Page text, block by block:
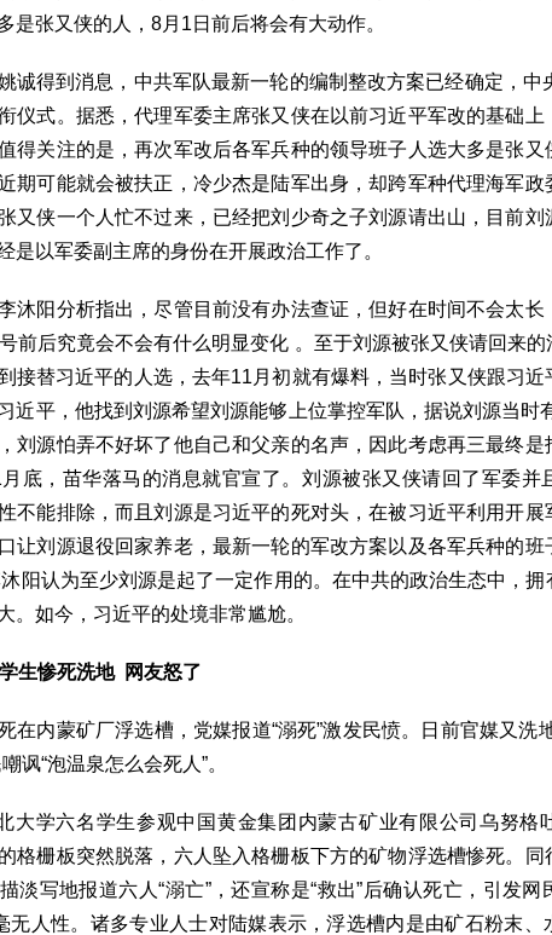
是张又侠的人，8月1日前后将会有大动作。
诚得到消息，中共军队最新一轮的编制整改方案已经确定，中
仪式。据悉，代理军委主席张又侠在以前习近平军改的基础上
得关注的是，再次军改后各军兵种的领导班子人选大多是张又
期可能就会被扶正，冷少杰是陆军出身，却跨军种代理海军政
又侠一个人忙不过来，已经把刘少奇之子刘源请出山，目前刘
是以军委副主席的身份在开展政治工作了。
沐阳分析指出，尽管目前没有办法查证，但好在时间不会太长
前后究竟会不会有什么明显变化 。至于刘源被张又侠请回来的
接替习近平的人选，去年11月初就有爆料，当时张又侠跟习近
近平，他找到刘源希望刘源能够上位掌控军队，据说刘源当时
刘源怕弄不好坏了他自己和父亲的名声，因此考虑再三最终是
底，苗华落马的消息就官宣了。刘源被张又侠请回了军委并
不能排除，而且刘源是习近平的死对头，在被习近平利用开展
让刘源退役回家养老，最新一轮的军改方案以及各军兵种的班
阳认为至少刘源是起了一定作用的。在中共的政治生态中，拥
。如今，习近平的处境非常尴尬。
生惨死洗地 网友怒了
在内蒙矿厂浮选槽，党媒报道“溺死”激发民愤。日前官媒又洗
讽“泡温泉怎么会死人”。
大学六名学生参观中国黄金集团内蒙古矿业有限公司乌努格
格栅板突然脱落，六人坠入格栅板下方的矿物浮选槽惨死。同
淡写地报道六人“溺亡”，还宣称是“救出”后确认死亡，引发
无人性。诸多专业人士对陆媒表示，浮选槽内是由矿石粉末、